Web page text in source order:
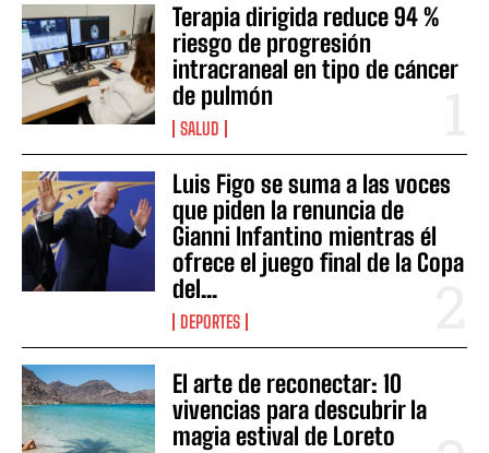
Terapia dirigida reduce 94 %
riesgo de progresión
intracraneal en tipo de cáncer
de pulmón
SALUD
Luis Figo se suma a las voces
que piden la renuncia de
Gianni Infantino mientras él
ofrece el juego final de la Copa
del...
DEPORTES
El arte de reconectar: 10
vivencias para descubrir la
magia estival de Loreto